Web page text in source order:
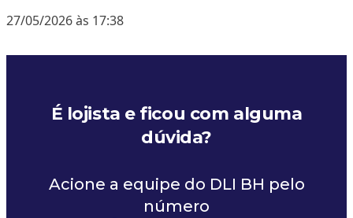
27/05/2026 às 17:38
É lojista e ficou com alguma
dúvida?
Acione a equipe do DLI BH pelo
número